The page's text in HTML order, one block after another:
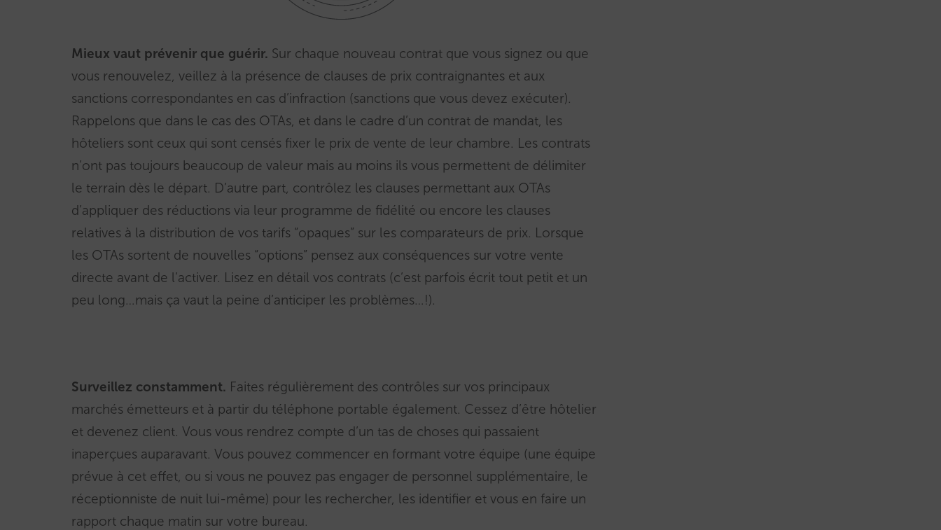
Mieux vaut prévenir que guérir. Sur chaque nouveau contrat que vous signez ou que
vous renouvelez, veillez à la présence de clauses de prix contraignantes et aux
sanctions correspondantes en cas d’infraction (sanctions que vous devez exécuter).
Rappelons que dans le cas des OTAs, et dans le cadre d’un contrat de mandat, les
hôteliers sont ceux qui sont censés fixer le prix de vente de leur chambre. Les contrats
n’ont pas toujours beaucoup de valeur mais au moins ils vous permettent de délimiter
le terrain dès le départ. D’autre part, contrôlez les clauses permettant aux OTAs
d’appliquer des réductions via leur programme de fidélité ou encore les clauses
relatives à la distribution de vos tarifs “opaques” sur les comparateurs de prix. Lorsque
les OTAs sortent de nouvelles “options” pensez aux conséquences sur votre vente
directe avant de l’activer. Lisez en détail vos contrats (c’est parfois écrit tout petit et un
peu long…mais ça vaut la peine d’anticiper les problèmes…!).
Surveillez constamment. Faites régulièrement des contrôles sur vos principaux
marchés émetteurs et à partir du téléphone portable également. Cessez d’être hôtelier
et devenez client. Vous vous rendrez compte d’un tas de choses qui passaient
inaperçues auparavant. Vous pouvez commencer en formant votre équipe (une équipe
prévue à cet effet, ou si vous ne pouvez pas engager de personnel supplémentaire, le
réceptionniste de nuit lui-même) pour les rechercher, les identifier et vous en faire un
rapport chaque matin sur votre bureau.